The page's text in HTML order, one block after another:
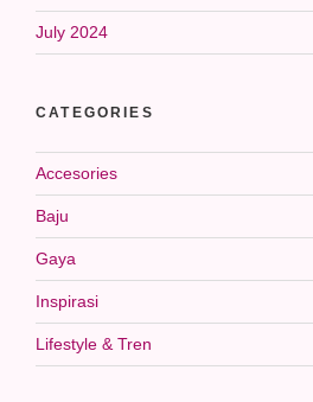
July 2024
CATEGORIES
Accesories
Baju
Gaya
Inspirasi
Lifestyle & Tren